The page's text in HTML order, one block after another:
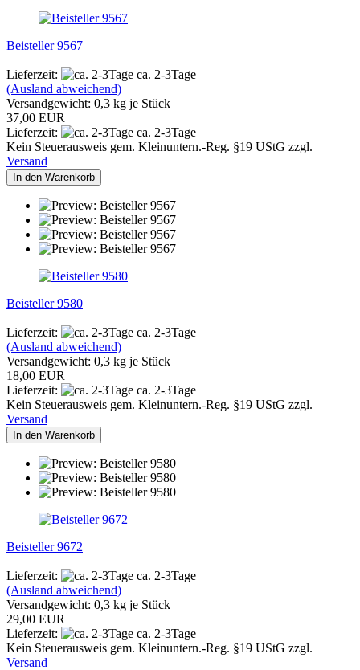
Beisteller 9567
Lieferzeit:
ca. 2-3Tage
(Ausland abweichend)
Versandgewicht: 0,3 kg je Stück
37,00 EUR
Lieferzeit:
ca. 2-3Tage
Kein Steuerausweis gem. Kleinuntern.-Reg. §19 UStG zzgl.
Versand
In den Warenkorb
Beisteller 9580
Lieferzeit:
ca. 2-3Tage
(Ausland abweichend)
Versandgewicht: 0,3 kg je Stück
18,00 EUR
Lieferzeit:
ca. 2-3Tage
Kein Steuerausweis gem. Kleinuntern.-Reg. §19 UStG zzgl.
Versand
In den Warenkorb
Beisteller 9672
Lieferzeit:
ca. 2-3Tage
(Ausland abweichend)
Versandgewicht: 0,3 kg je Stück
29,00 EUR
Lieferzeit:
ca. 2-3Tage
Kein Steuerausweis gem. Kleinuntern.-Reg. §19 UStG zzgl.
Versand